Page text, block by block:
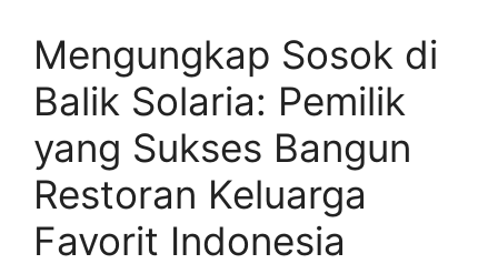
Mengungkap Sosok di
Balik Solaria: Pemilik
yang Sukses Bangun
Restoran Keluarga
Favorit Indonesia